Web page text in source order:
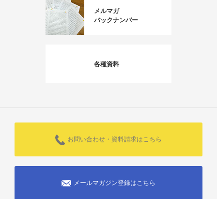
メルマガ
バックナンバー
各種資料
お問い合わせ・資料請求はこちら
メールマガジン登録はこちら